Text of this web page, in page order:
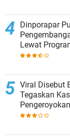
Dinporapar
Lewat
Viral Disebut
Tegaskan